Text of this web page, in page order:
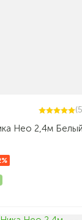
Нео 2,4м Белый